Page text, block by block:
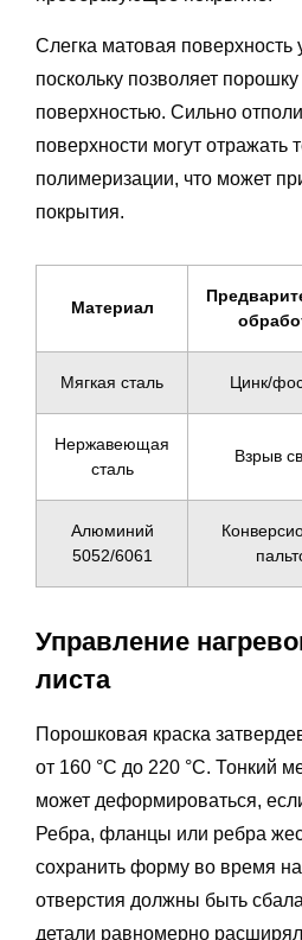
Слегка матовая поверхность
поскольку позволяет
поверхностью. Сильно
поверхности могут отражать
полимеризации, что может
покрытия.
Материал
Мягкая сталь Цинк/
Нержавеющая
сталь
Взрыв
Алюминий
5052/6061
Управление
листа
Порошковая краска
от 160 °C до 220 °C. Тонкий
может деформироваться,
Ребра, фланцы или ребра
сохранить форму во время
отверстия должны быть
детали равномерно